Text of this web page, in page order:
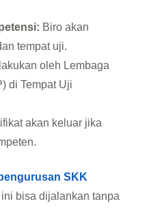
Biro akan
tempat uji.
oleh Lembaga
di Tempat Uji
akan keluar jika
SKK
bisa dijalankan tanpa